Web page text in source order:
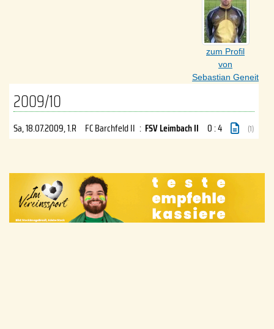
zum Profil
von
Sebastian Geneit
2009/10
Sa, 18.07.2009, 1.R FC Barchfeld II : FSV Leimbach II 0 : 4 (1)